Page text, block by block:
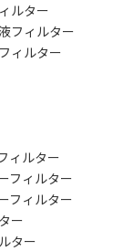
ルター
ルター
ルター
ルター
ルター
ィルター
ー
ー